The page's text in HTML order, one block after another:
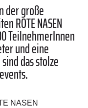
der große
ROTE NASEN
TeilnehmerInnen
und eine
das stolze
NASEN